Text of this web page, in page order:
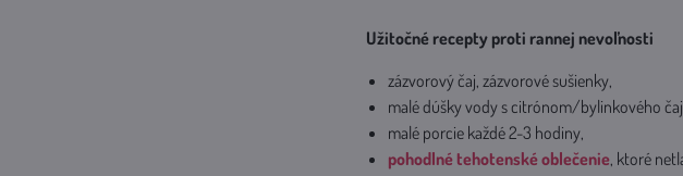
Užitočné recepty proti rannej nevoľnosti
zázvorový čaj, zázvorové sušienky,
malé dúšky vody s citrónom/bylinkového
malé porcie každé 2-3 hodiny,
pohodlné tehotenské oblečenie, ktoré